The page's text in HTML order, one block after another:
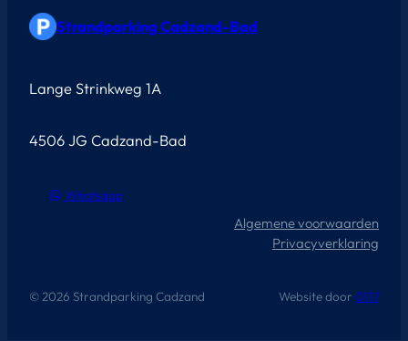
Strandparking Cadzand-Bad
Lange Strinkweg 1A
4506 JG Cadzand-Bad
Whatsapp
Algemene voorwaarden
Privacyverklaring
© 2026 Strandparking Cadzand Website door 0117